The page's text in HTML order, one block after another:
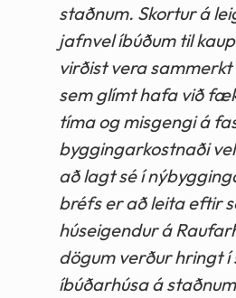
staðnum. Skortur á
jafnvel íbúðum til
virðist vera
sem glímt hafa við
tíma og misgengi á
byggingarkostnaði
að lagt sé í
bréfs er að leita eftir
húseigendur á
dögum verður hringt
íbúðarhúsa á